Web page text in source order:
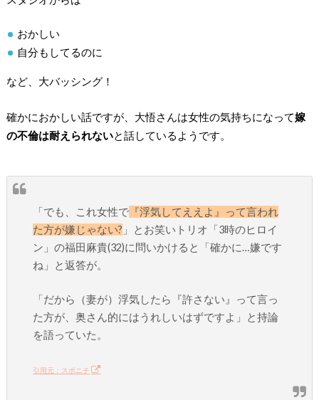
おかしい
自分もしてるのに
など、大バッシング！
確かにおかしい話ですが、大悟さんは女性の気持ちになって嫁
の不倫は耐えられないと話しているようです。
「でも、これ女性で 『浮気してええよ』って言われ
た方が嫌じゃない? 」とお笑いトリオ「3時のヒロイ
ン」の福田麻貴(32)に問いかけると「確かに…嫌です
ね」と返答が。
「だから（妻が）浮気したら『許さない』って言っ
た方が、奥さん的にはうれしいはずですよ」と持論
を語っていた。
引用元：スポニチ